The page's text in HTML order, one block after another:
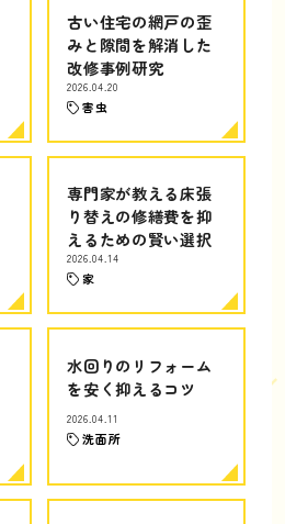
古い住宅の網戸の歪
みと隙間を解消した
改修事例研究
2026.04.20
害虫
専門家が教える床張
り替えの修繕費を抑
えるための賢い選択
2026.04.14
家
水回りのリフォーム
を安く抑えるコツ
2026.04.11
洗面所